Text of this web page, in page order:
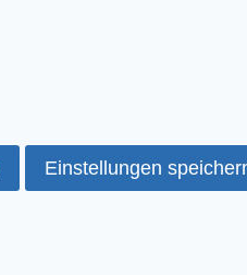
Einstellungen